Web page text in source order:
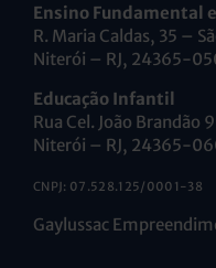
Ensino Fundamental
R. Maria Caldas, 35 –
Niterói – RJ, 24365-
Educação Infantil
Rua Cel. João Brandão
Niterói – RJ, 24365-
CNPJ: 07.528.125/0001-38
Gaylussac